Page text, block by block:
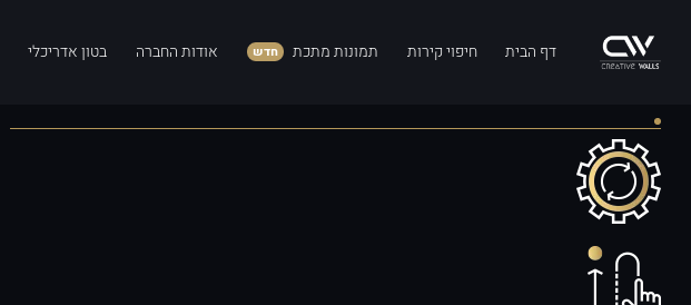
דף הבית חיפוי קירות תמונות מתכת חדש אודות החברה בטון אדריכלי